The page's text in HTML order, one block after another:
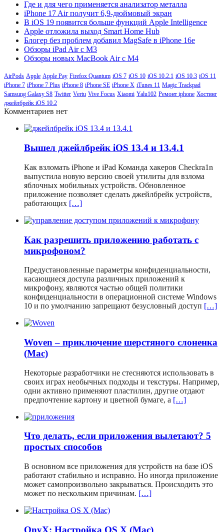
Где и для чего применяется анализатор металла
iPhone 17 Air получит 6,9-дюймовый экран
В iOS 19 появится больше функций Apple Intelligence
Apple отложила выход Smart Home Hub
Блогер без проблем добавил MagSafe в iPhone 16e
Обзоры iPad Air с M3
Обзоры новых MacBook Air с M4
AirPods Apple Apple Pay Firefox Quantum iOS 7 iOS 10 iOS 10.2.1 iOS 10.3 iOS 11
iPhone 7 iPhone 7 Plus iPhone 8 iPhone SE iPhone X iTunes 11 Magic Trackpad
Samsung Galaxy S8 Twitter Vertu Vive Focus Xiaomi Yalu102 Ремонт iphone Хостинг
джейлбрейк iOS 10.2
Комментариев нет
Вышел джейлбрейк iOS 13.4 и 13.4.1
Как взломать iPhone и iPad Команда хакеров Checkra1n
выпустила новую версию своей утилиты для взлома
яблочных мобильных устройств. Обновленное
приложение позволяет сделать джейлбрейк устройств,
работающих […]
Как разрешить приложению работать с
микрофоном?
Предустановленные параметры конфиденциальности,
касающиеся доступа различных приложений к
микрофону, являются частью общей политики
конфиденциальности в операционной системе Windows
10 и по умолчанию запрещают безусловный доступ […]
Woven – приключение шерстяного слоненка
(Mac)
Некоторые разработчики не стесняются использовать в
своих играх необычных подходы и текстуры. Например,
одни активно применяют пластилин, другие отдают
предпочтение картону и цветной бумаге, а […]
Что делать, если приложения вылетают? 5
простых способов
В основном все приложения для устройств на базе iOS
работают стабильно и исправно. Но иногда приложение
может самопроизвольно закрываться. Происходить это
может по нескольким причинам. […]
OnyX: Настройка OS X (Mac)